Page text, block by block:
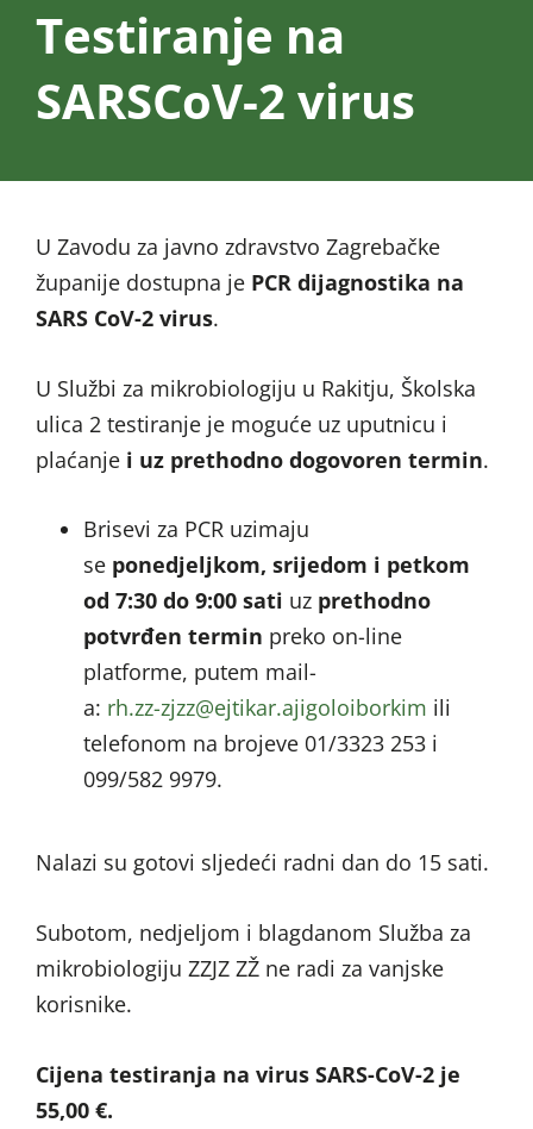
Testiranje na
SARSCoV-2 virus
U Zavodu za javno zdravstvo Zagrebačke
županije dostupna je PCR dijagnostika na
SARS CoV-2 virus.
U Službi za mikrobiologiju u Rakitju, Školska
ulica 2 testiranje je moguće uz uputnicu i
plaćanje i uz prethodno dogovoren termin.
Brisevi za PCR uzimaju
se ponedjeljkom, srijedom i petkom
od 7:30 do 9:00 sati uz prethodno
potvrđen termin preko on-line
platforme, putem mail-
a:
mikrobiologija.rakitje
@zzjz-zz.hr
ili
telefonom na brojeve 01/3323 253 i
099/582 9979.
Nalazi su gotovi sljedeći radni dan do 15 sati.
Subotom, nedjeljom i blagdanom Služba za
mikrobiologiju ZZJZ ZŽ ne radi za vanjske
korisnike.
Cijena testiranja na virus SARS-CoV-2 je
55,00 €.